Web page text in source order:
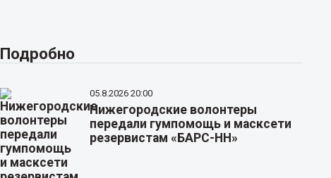
Подробно
05.8.2026 20:00
Нижегородские волонтеры
передали гумпомощь и масксети
резервистам «БАРС-НН»